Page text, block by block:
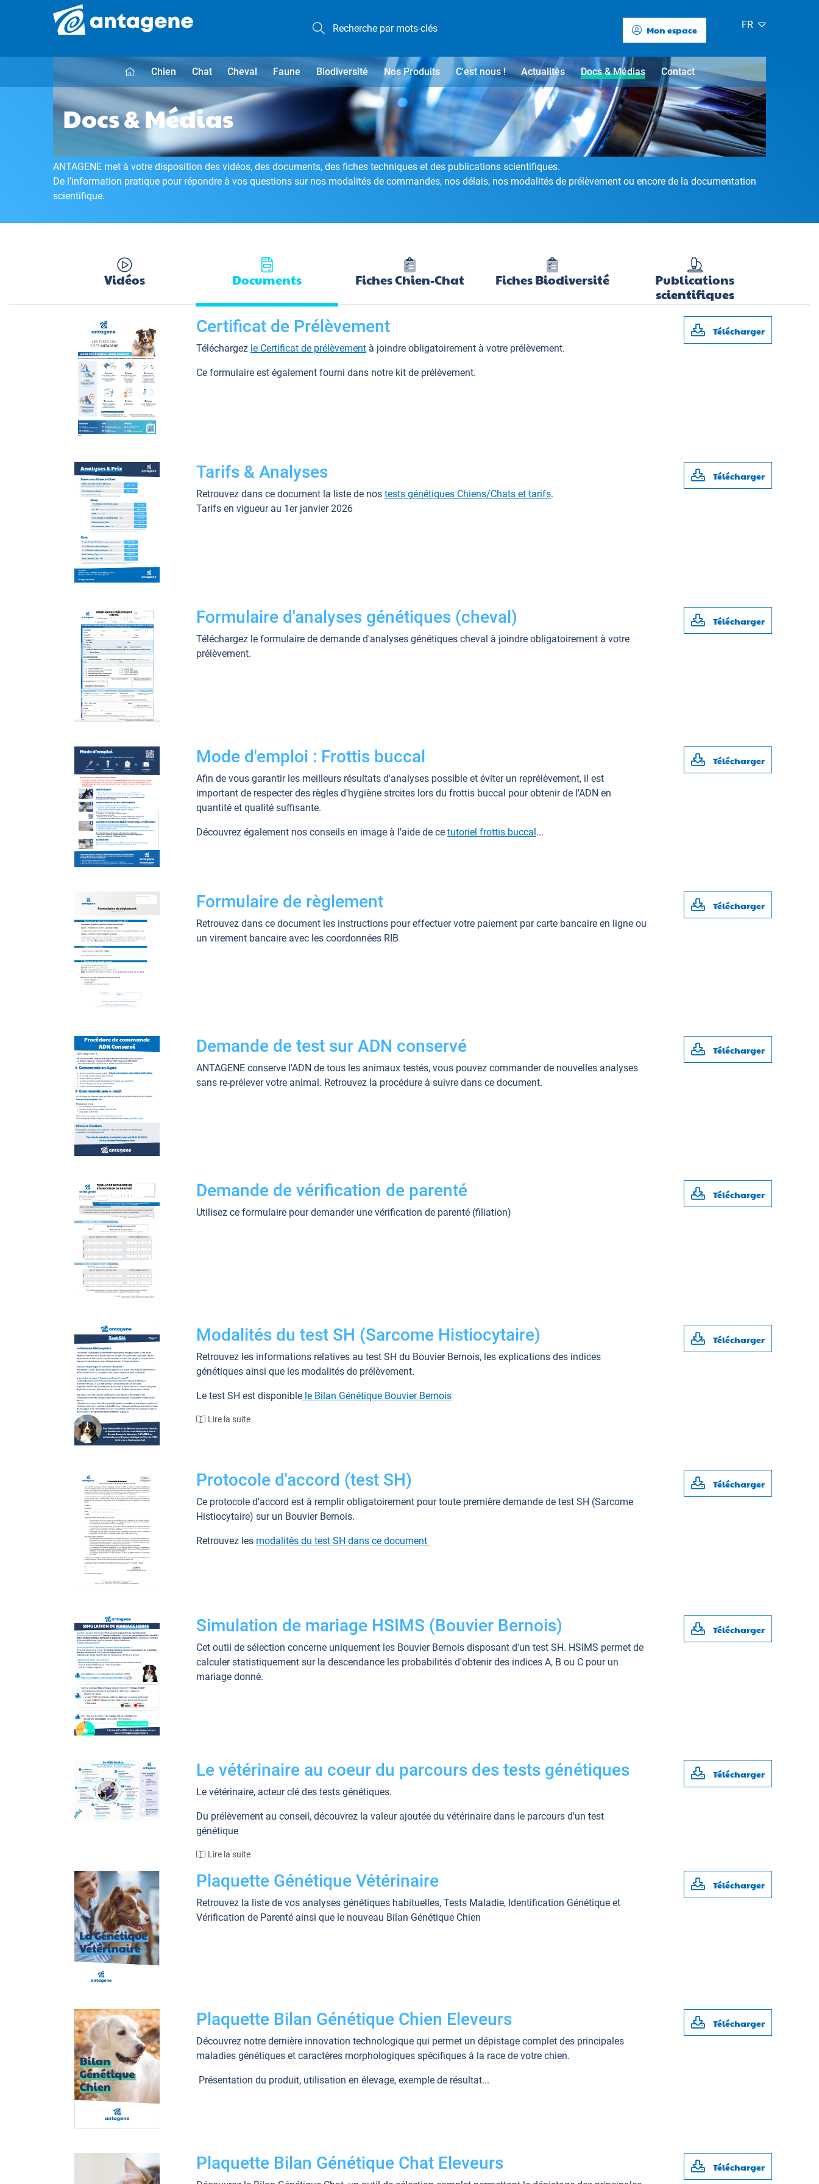
Mon espace FR
Chien Chat Cheval Faune Biodiversité Nos Produits C'est nous ! Actualités Docs & Médias Contact
Docs & Médias
ANTAGENE met à votre disposition des vidéos, des documents, des fiches techniques et des publications scientifiques.
De l’information pratique pour répondre à vos questions sur nos modalités de commandes, nos délais, nos modalités de prélèvement ou encore de la documentation
scientifique.
Vidéos Documents Fiches Chien-Chat Fiches Biodiversité
Publications
scientifiques
Certificat de Prélèvement
Téléchargez le Certificat de prélèvement à joindre obligatoirement à votre prélèvement.
Ce formulaire est également fourni dans notre kit de prélèvement.
Télécharger
Tarifs & Analyses
Retrouvez dans ce document la liste de nos tests génétiques Chiens/Chats et tarifs.
Tarifs en vigueur au 1er janvier 2026
Télécharger
Formulaire d'analyses génétiques (cheval)
Téléchargez le formulaire de demande d'analyses génétiques cheval à joindre obligatoirement à votre
prélèvement.
Télécharger
Mode d'emploi : Frottis buccal
Afin de vous garantir les meilleurs résultats d'analyses possible et éviter un reprélèvement, il est
important de respecter des règles d'hygiène strcites lors du frottis buccal pour obtenir de l'ADN en
quantité et qualité suffisante.
Découvrez également nos conseils en image à l'aide de ce tutoriel frottis buccal...
Télécharger
Formulaire de règlement
Retrouvez dans ce document les instructions pour effectuer votre paiement par carte bancaire en ligne ou
un virement bancaire avec les coordonnées RIB
Télécharger
Demande de test sur ADN conservé
ANTAGENE conserve l'ADN de tous les animaux testés, vous pouvez commander de nouvelles analyses
sans re-prélever votre animal. Retrouvez la procédure à suivre dans ce document.
Télécharger
Demande de vérification de parenté
Utilisez ce formulaire pour demander une vérification de parenté (filiation)
Télécharger
Modalités du test SH (Sarcome Histiocytaire)
Retrouvez les informations relatives au test SH du Bouvier Bernois, les explications des indices
génétiques ainsi que les modalités de prélèvement.
Le test SH est disponible le Bilan Génétique Bouvier Bernois
Lire la suite
Télécharger
Protocole d'accord (test SH)
Ce protocole d'accord est à remplir obligatoirement pour toute première demande de test SH (Sarcome
Histiocytaire) sur un Bouvier Bernois.
Retrouvez les modalités du test SH dans ce document
Télécharger
Simulation de mariage HSIMS (Bouvier Bernois)
Cet outil de sélection concerne uniquement les Bouvier Bernois disposant d'un test SH. HSIMS permet de
calculer statistiquement sur la descendance les probabilités d'obtenir des indices A, B ou C pour un
mariage donné.
Télécharger
Le vétérinaire au coeur du parcours des tests génétiques
Le vétérinaire, acteur clé des tests génétiques.
Du prélèvement au conseil, découvrez la valeur ajoutée du vétérinaire dans le parcours d'un test
génétique
Lire la suite
Télécharger
Plaquette Génétique Vétérinaire
Retrouvez la liste de vos analyses génétiques habituelles, Tests Maladie, Identification Génétique et
Vérification de Parenté ainsi que le nouveau Bilan Génétique Chien
Télécharger
Plaquette Bilan Génétique Chien Eleveurs
Découvrez notre dernière innovation technologique qui permet un dépistage complet des principales
maladies génétiques et caractères morphologiques spécifiques à la race de votre chien.
Présentation du produit, utilisation en élevage, exemple de résultat...
Télécharger
Plaquette Bilan Génétique Chat Eleveurs Télécharger